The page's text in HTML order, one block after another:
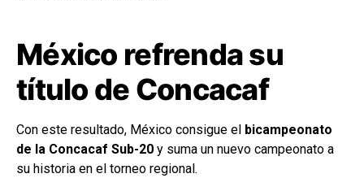
México refrenda su
título de Concacaf
Con este resultado, México consigue el bicampeonato
de la Concacaf Sub-20 y suma un nuevo campeonato a
su historia en el torneo regional.